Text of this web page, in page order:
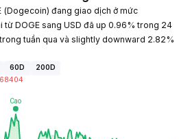
(Dogecoin) đang giao dịch ở mức
DOGE sang USD đã up 0.96% trong 24
tuần qua và slightly downward 2.82%
60D
200D